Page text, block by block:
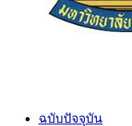
ฉบับปัจจุบัน